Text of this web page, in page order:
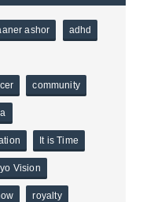
ashor adhd
community
It is Time
Vision
royalty